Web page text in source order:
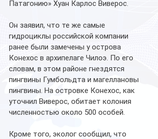
Патагонию» Хуан Карлос Виверос.
Он заявил, что те же самые
гидроциклы российской компании
ранее были замечены у острова
Конехос в архипелаге Чилоэ. По его
словам, в этом районе гнездятся
пингвины Гумбольдта и магеллановы
пингвины. На островке Конехос, как
уточнил Виверос, обитает колония
численностью около 500 особей.
Кроме того, эколог сообщил, что